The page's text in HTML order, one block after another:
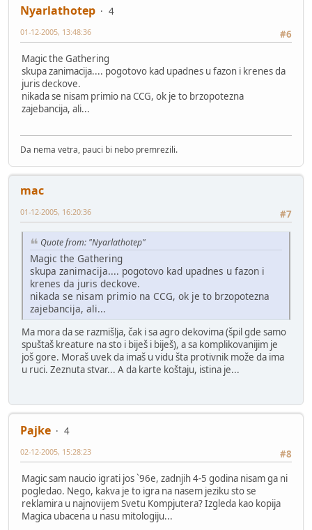
Nyarlathotep
4
#6
01-12-2005, 13:48:36
Magic the Gathering
skupa zanimacija.... pogotovo kad upadnes u fazon i krenes da
juris deckove.
nikada se nisam primio na CCG, ok je to brzopotezna
zajebancija, ali...
Da nema vetra, pauci bi nebo premrezili.
mac
#7
01-12-2005, 16:20:36
Quote from: "Nyarlathotep"
Magic the Gathering
skupa zanimacija.... pogotovo kad upadnes u fazon i
krenes da juris deckove.
nikada se nisam primio na CCG, ok je to brzopotezna
zajebancija, ali...
Ma mora da se razmišlja, čak i sa agro dekovima (špil gde samo
spuštaš kreature na sto i biješ i biješ), a sa komplikovanijim je
još gore. Moraš uvek da imaš u vidu šta protivnik može da ima
u ruci. Zeznuta stvar... A da karte koštaju, istina je...
Pajke
4
#8
02-12-2005, 15:28:23
Magic sam naucio igrati jos `96e, zadnjih 4-5 godina nisam ga ni
pogledao. Nego, kakva je to igra na nasem jeziku sto se
reklamira u najnovijem Svetu Kompjutera? Izgleda kao kopija
Magica ubacena u nasu mitologiju...